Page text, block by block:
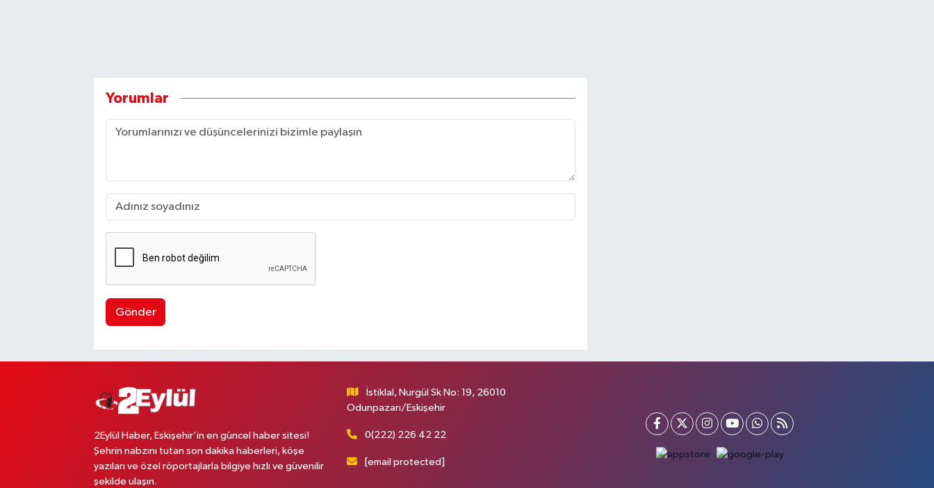
Yorumlar
Gönder
2Eylül Haber, Eskişehir’in en güncel haber sitesi!
Şehrin nabzını tutan son dakika haberleri, köşe
yazıları ve özel röportajlarla bilgiye hızlı ve güvenilir
şekilde ulaşın.
İstiklal, Nurgül Sk No: 19, 26010
Odunpazarı/Eskişehir
0(222) 226 42 22
[email protected]